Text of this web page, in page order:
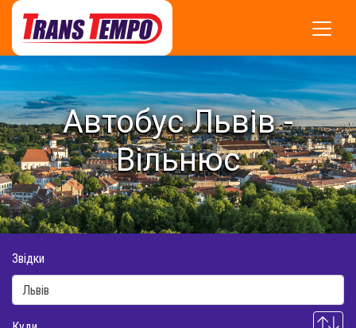
Автобус Львів -
Вільнюс
Звідки